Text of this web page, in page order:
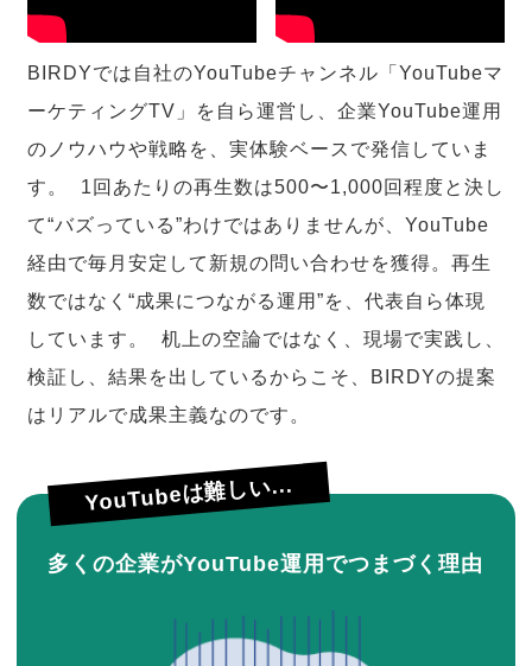
BIRDYでは自社のYouTubeチャンネル「YouTubeマ
ーケティングTV」を自ら運営し、企業YouTube運用
のノウハウや戦略を、実体験ベースで発信していま
す。 1回あたりの再生数は500〜1,000回程度と決し
て“バズっている”わけではありませんが、YouTube
経由で毎月安定して新規の問い合わせを獲得。再生
数ではなく“成果につながる運用”を、代表自ら体現
しています。 机上の空論ではなく、現場で実践し、
検証し、結果を出しているからこそ、BIRDYの提案
はリアルで成果主義なのです。
YouTubeは難しい...
多くの企業がYouTube運用でつまづく理由